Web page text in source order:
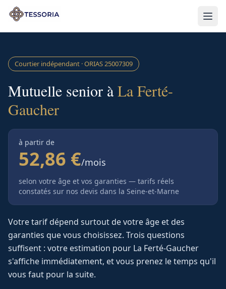
Aller au contenu principal
Courtier indépendant · ORIAS25007309
Mutuelle senior àLa Ferté-
Gaucher
à partir de
52,86 €/mois
selon votre âge et vos garanties — tarifs réels
constatés sur nos devis dans la Seine-et-Marne
Votre tarif dépend surtout de votre âge et des
garanties que vous choisissez. Trois questions
suffisent : votre estimation pour La Ferté-Gaucher
s'affiche immédiatement, et vous prenez le temps qu'il
vous faut pour la suite.